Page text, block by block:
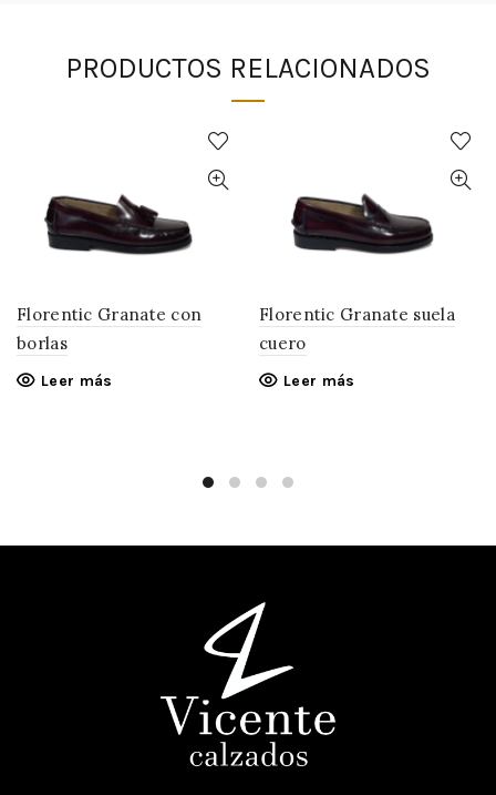
PRODUCTOS RELACIONADOS
Florentic Granate con
borlas
Leer más
Florentic Granate suela
cuero
Leer más